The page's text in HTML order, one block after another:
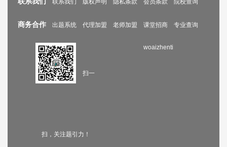
联系我们 版权声明 隐私条款 会员条款 院校查询
商务合作 出题系统 代理加盟 老师加盟 课堂招商 专业查询
扫一
扫，关注题引力！
woaizhenti